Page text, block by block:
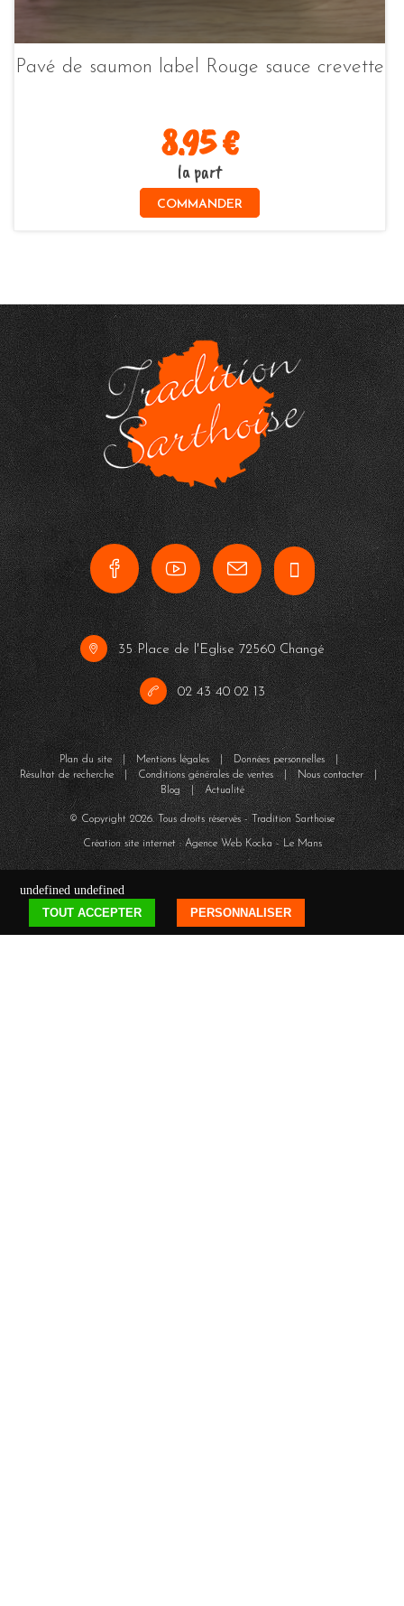
Pavé de saumon label Rouge sauce crevette
8.95 €
la part
COMMANDER
35 Place de l'Eglise 72560 Changé
02 43 40 02 13
Plan du site| Mentions légales| Données personnelles|
Résultat de recherche| Conditions générales de ventes | Nous contacter|
Blog| Actualité
© Copyright2026. Tous droits réservés - Tradition Sarthoise
Création site internet : Agence WebKocka- Le Mans
undefined undefined
TOUT ACCEPTER
PERSONNALISER